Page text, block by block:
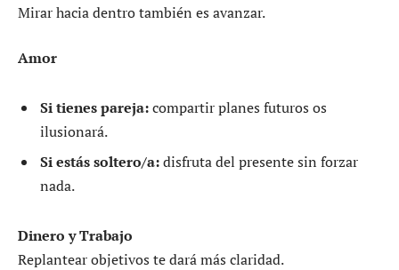
Mirar hacia dentro también es avanzar.
Amor
Si tienes pareja:compartir planes futuros os
ilusionará.
Si estás soltero/a:disfruta del presente sin forzar
nada.
Dinero y Trabajo
Replantear objetivos te dará más claridad.